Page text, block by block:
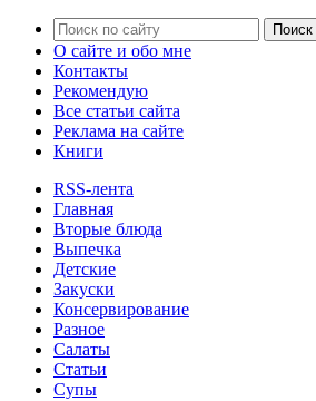
О сайте и обо мне
Контакты
Рекомендую
Все статьи сайта
Реклама на сайте
Книги
RSS-лента
Главная
Вторые блюда
Выпечка
Детские
Закуски
Консервирование
Разное
Салаты
Статьи
Супы